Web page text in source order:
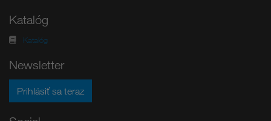
Katalóg
Katalóg
Newsletter
Prihlásiť sa teraz